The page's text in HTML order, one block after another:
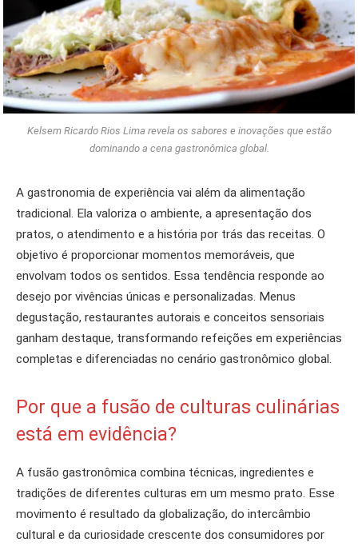
Kelsem Ricardo Rios Lima revela os sabores e inovações que estão
dominando a cena gastronômica global.
A gastronomia de experiência vai além da alimentação
tradicional. Ela valoriza o ambiente, a apresentação dos
pratos, o atendimento e a história por trás das receitas. O
objetivo é proporcionar momentos memoráveis, que
envolvam todos os sentidos. Essa tendência responde ao
desejo por vivências únicas e personalizadas. Menus
degustação, restaurantes autorais e conceitos sensoriais
ganham destaque, transformando refeições em experiências
completas e diferenciadas no cenário gastronômico global.
Por que a fusão de culturas culinárias
está em evidência?
A fusão gastronômica combina técnicas, ingredientes e
tradições de diferentes culturas em um mesmo prato. Esse
movimento é resultado da globalização, do intercâmbio
cultural e da curiosidade crescente dos consumidores por